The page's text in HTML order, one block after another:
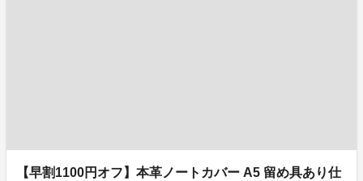
【早割1100円オフ】本革ノートカバー A5 留め具あり仕